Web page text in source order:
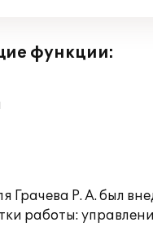
функции:
Грачева Р. А. был
работы: